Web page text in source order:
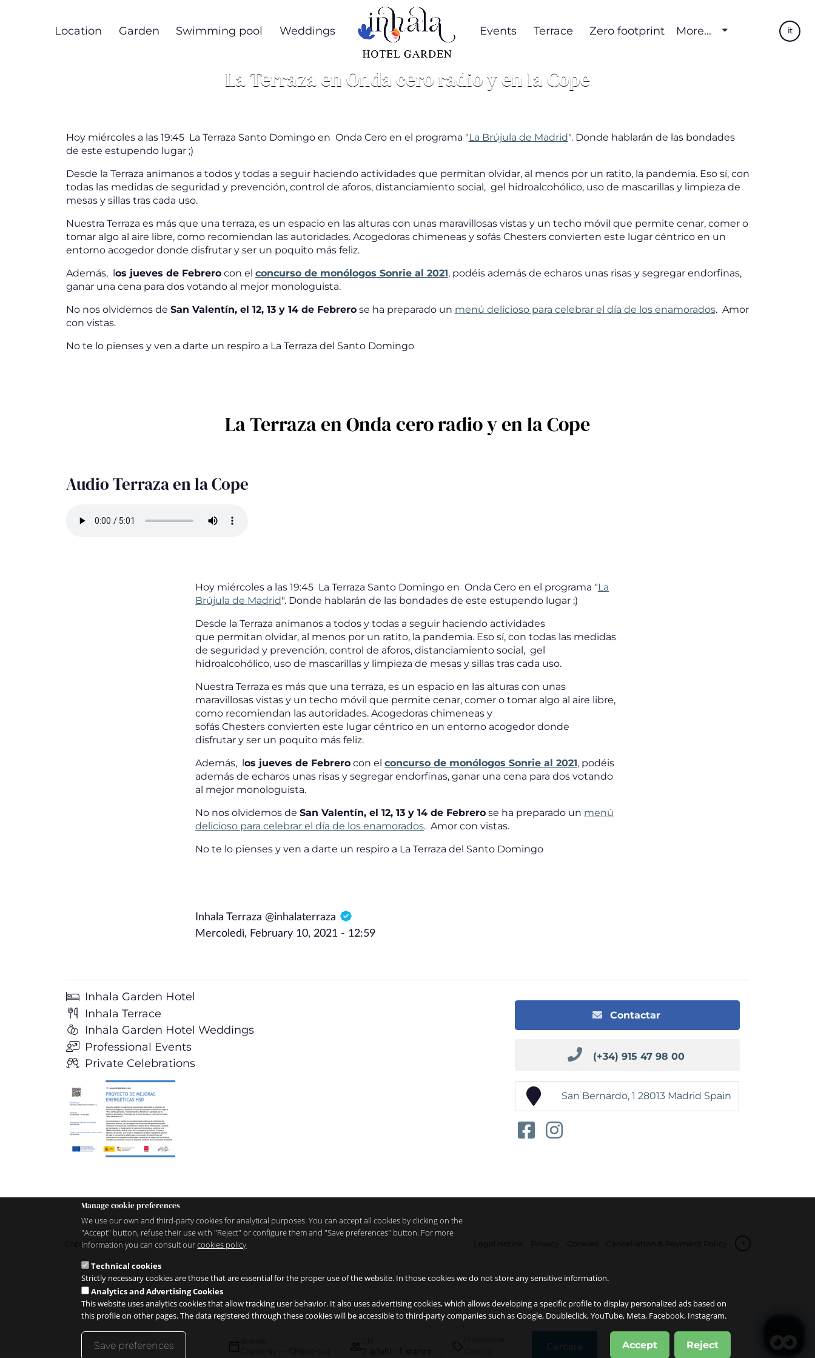
Location Garden Swimming pool Weddings Events Terrace Zero footprint More... it
La Terraza en Onda cero radio y en la Cope
Hoy miércoles a las 19:45 La Terraza Santo Domingo en Onda Cero en el programa "La Brújula de Madrid". Donde hablarán de las bondades
de este estupendo lugar ;)
Desde la Terraza animanos a todos y todas a seguir haciendo actividades que permitan olvidar, al menos por un ratito, la pandemia. Eso sí, con
todas las medidas de seguridad y prevención, control de aforos, distanciamiento social, gel hidroalcohólico, uso de mascarillas y limpieza de
mesas y sillas tras cada uso.
Nuestra Terraza es más que una terraza, es un espacio en las alturas con unas maravillosas vistas y un techo móvil que permite cenar, comer o
tomar algo al aire libre, como recomiendan las autoridades. Acogedoras chimeneas y sofás Chesters convierten este lugar céntrico en un
entorno acogedor donde disfrutar y ser un poquito más feliz.
Además, l os jueves de Febrerocon el concurso de monólogos Sonrie al 2021, podéis además de echaros unas risas y segregar endorfinas,
ganar una cena para dos votando al mejor monologuista.
No nos olvidemos de San Valentín, el 12, 13 y 14 de Febrerose ha preparado un menú delicioso para celebrar el día de los enamorados. Amor
con vistas.
No te lo pienses y ven a darte un respiro a La Terraza del Santo Domingo
La Terraza en Onda cero radio y en la Cope
Audio Terraza en la Cope
Hoy miércoles a las 19:45 La Terraza Santo Domingo en Onda Cero en el programa "La
Brújula de Madrid". Donde hablarán de las bondades de este estupendo lugar ;)
Desde la Terraza animanos a todos y todas a seguir haciendo actividades
que permitan olvidar, al menos por un ratito, la pandemia. Eso sí, con todas las medidas
de seguridad y prevención, control de aforos, distanciamiento social, gel
hidroalcohólico, uso de mascarillas y limpieza de mesas y sillas tras cada uso.
Nuestra Terraza es más que una terraza, es un espacio en las alturas con unas
maravillosas vistas y un techo móvil que permite cenar, comer o tomar algo al aire libre,
como recomiendan las autoridades. Acogedoras chimeneas y
sofás Chesters convierten este lugar céntrico en un entorno acogedor donde
disfrutar y ser un poquito más feliz.
Además, los jueves de Febrero con el concurso de monólogos Sonrie al 2021, podéis
además de echaros unas risas y segregar endorfinas, ganar una cena para dos votando
al mejor monologuista.
No nos olvidemos de San Valentín, el 12, 13 y 14 de Febrero se ha preparado un menú
delicioso para celebrar el día de los enamorados. Amor con vistas.
No te lo pienses y ven a darte un respiro a La Terraza del Santo Domingo
Inhala Terraza @inhalaterraza
Mercoledì, February 10, 2021 - 12:59
Inhala Garden Hotel
Inhala Terrace
Inhala Garden Hotel Weddings
Professional Events
Private Celebrations
Contactar
(+34) 915 47 98 00
San Bernardo, 1 28013 Madrid Spain
Copyright 2026 Legal notice Privacy Cookies Cancellation & Payment Policy it
Manage cookie preferences
We use our own and third-party cookies for analytical purposes. You can accept all cookies by clicking on the
"Accept" button, refuse their use with "Reject" or configure them and "Save preferences" button. For more
information you can consult ourcookies policy
Technical cookies
Strictly necessary cookies are those that are essential for the proper use of the website. In those cookies we do not store any sensitive information.
Analytics and Advertising Cookies
This website uses analytics cookies that allow tracking user behavior. It also uses advertising cookies, which allows developing a specific profile to display personalized ads based on
this profile on other pages. The data registered through these cookies will be accessible to third-party companies such as Google, Doubleclick, YouTube, Meta, Facebook, Instagram.
Save preferences Accept Reject